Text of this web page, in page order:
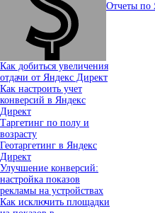
Отчеты по
Как добиться увеличения
отдачи от Яндекс Директ
Как настроить учет
конверсий в Яндекс
Директ
Таргетинг по полу и
возрасту
Геотаргетинг в Яндекс
Директ
Улучшение конверсий:
настройка показов
рекламы на устройствах
Как исключить площадки